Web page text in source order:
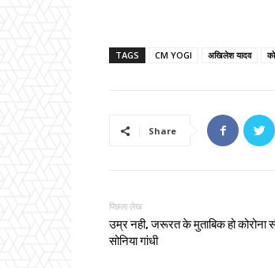
TAGS CM YOGI अखिलेश यादव
Share
पिछला लेख
उम्र नही, जरूरत के मुताबिक हो
सोनिया गांधी